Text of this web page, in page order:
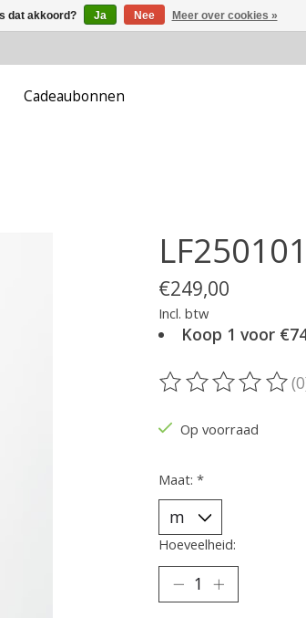
Cadeaubonnen
€249,00
Incl. btw
Koop 1 voor
De beoordeling
Op voorraad
Maat: *
Hoeveelheid:
dat akkoord? Ja Nee Meer over cookies »